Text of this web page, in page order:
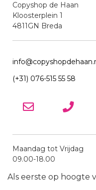
Copyshop de Haan
Kloosterplein 1
4811GN Breda
(+31) 076-515 55 58
Maandag tot Vrijdag
09.00-18.00
Als eerste op hoogte